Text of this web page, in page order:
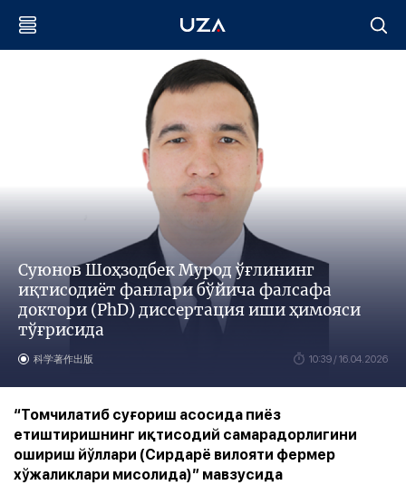
Суюнов Шоҳзодбек Мурод ўғлининг
иқтисодиёт фанлари бўйича фалсафа
доктори (PhD) диссертация иши ҳимояси
тўғрисида
科学著作出版 10:39 / 16.04.2026
“Томчилатиб суғориш асосида пиёз
етиштиришнинг иқтисодий самарадорлигини
ошириш йўллари (Сирдарё вилояти фермер
хўжаликлари мисолида)” мавзусида